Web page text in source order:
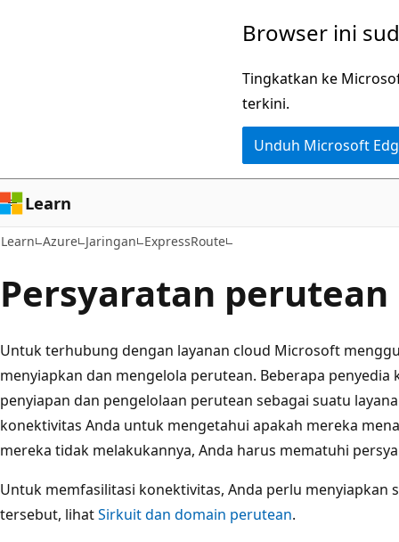
Browser ini
Tingkatkan ke
terkini.
Unduh Microsoft
Learn
Learn Azure Jaringan ExpressRoute
Persyaratan perutean
Untuk terhubung dengan layanan cloud Microsoft
menyiapkan dan mengelola perutean. Beberapa
penyiapan dan pengelolaan perutean sebagai suatu
konektivitas Anda untuk mengetahui apakah mereka
mereka tidak melakukannya, Anda harus mematuhi
Untuk memfasilitasi konektivitas, Anda perlu menyiapkan
tersebut, lihatSirkuit dan domain perutean.